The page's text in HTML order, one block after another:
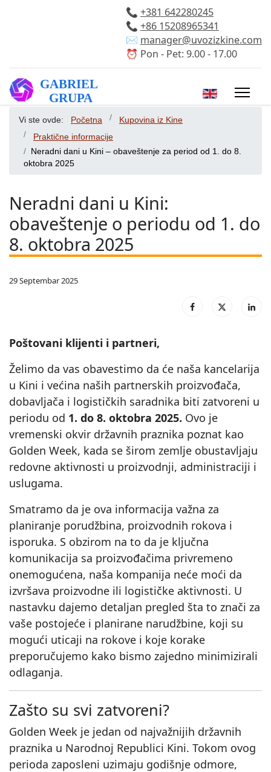
📞 +381 642280245
📞 +86 15208965341
✉️ manager@uvozizkine.com
⏰ Pon - Pet: 9.00 - 17.00
Izaberite vaš
Vi ste ovde: Početna
Kupovina iz Kine
Praktične informacije
Neradni dani u Kini – obaveštenje za period od 1. do 8.
oktobra 2025
Neradni dani u Kini:
obaveštenje o periodu od 1. do
8. oktobra 2025
29 Septembar 2025
Poštovani klijenti i partneri,
Želimo da vas obavestimo da će naša kancelarija
u Kini i većina naših partnerskih proizvođača,
dobavljača i logističkih saradnika biti zatvoreni u
periodu od 1. do 8. oktobra 2025. Ovo je
vremenski okvir državnih praznika poznat kao
Golden Week, kada se širom zemlje obustavljaju
redovne aktivnosti u proizvodnji, administraciji i
uslugama.
Smatramo da je ova informacija važna za
planiranje porudžbina, proizvodnih rokova i
isporuka. S obzirom na to da je ključna
komunikacija sa proizvođačima privremeno
onemogućena, naša kompanija neće moći da
izvršava proizvodne ili logističke aktivnosti. U
nastavku dajemo detaljan pregled šta to znači za
vaše postojeće i planirane narudžbine, koji su
mogući uticaji na rokove i koje korake
preporučujemo kako bismo zajedno minimizirali
odlaganja.
Zašto su svi zatvoreni?
Golden Week je jedan od najvažnijih državnih
praznika u Narodnoj Republici Kini. Tokom ovog
perioda zaposleni uzimaju godišnje odmore,